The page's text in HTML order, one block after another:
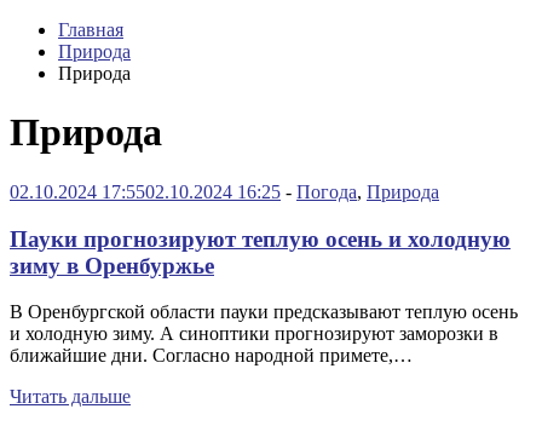
Главная
Природа
Природа
Природа
02.10.2024 17:5502.10.2024 16:25 - Погода, Природа
Пауки прогнозируют теплую осень и холодную
зиму в Оренбуржье
В Оренбургской области пауки предсказывают теплую осень
и холодную зиму. А синоптики прогнозируют заморозки в
ближайшие дни. Согласно народной примете,…
Читать дальше